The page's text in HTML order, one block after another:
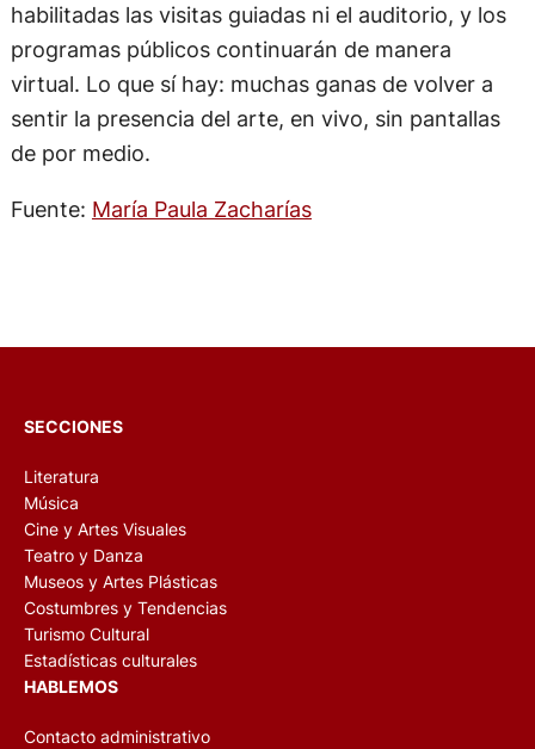
habilitadas las visitas guiadas ni el auditorio, y los
programas públicos continuarán de manera
virtual. Lo que sí hay: muchas ganas de volver a
sentir la presencia del arte, en vivo, sin pantallas
de por medio.
Fuente: María Paula Zacharías
SECCIONES
Literatura
Música
Cine y Artes Visuales
Teatro y Danza
Museos y Artes Plásticas
Costumbres y Tendencias
Turismo Cultural
Estadísticas culturales
HABLEMOS
Contacto administrativo